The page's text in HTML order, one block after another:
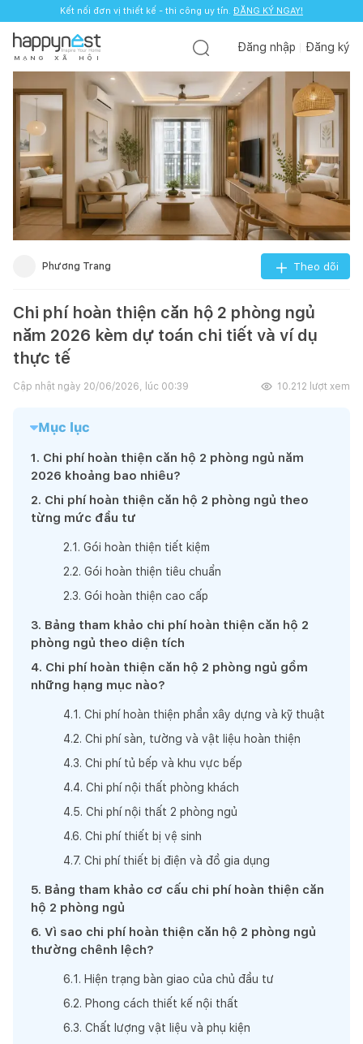
Kết nối đơn vị thiết kế - thi công uy tín. ĐĂNG KÝ NGAY!
M Ạ N G X Ã H Ộ I
Đăng nhập Đăng ký
Phương Trang Theo dõi
Chi phí hoàn thiện căn hộ 2 phòng ngủ
năm 2026 kèm dự toán chi tiết và ví dụ
thực tế
Cập nhật ngày 20/06/2026, lúc 00:39 10.212 lượt xem
Mục lục
1. Chi phí hoàn thiện căn hộ 2 phòng ngủ năm
2026 khoảng bao nhiêu?
2. Chi phí hoàn thiện căn hộ 2 phòng ngủ theo
từng mức đầu tư
2.1 . Gói hoàn thiện tiết kiệm
2.2. Gói hoàn thiện tiêu chuẩn
2.3. Gói hoàn thiện cao cấp
3. Bảng tham khảo chi phí hoàn thiện căn hộ 2
phòng ngủ theo diện tích
4. Chi phí hoàn thiện căn hộ 2 phòng ngủ gồm
những hạng mục nào?
4.1 . Chi phí hoàn thiện phần xây dựng và kỹ thuật
4.2. Chi phí sàn, tường và vật liệu hoàn thiện
4.3. Chi phí tủ bếp và khu vực bếp
4.4. Chi phí nội thất phòng khách
4.5. Chi phí nội thất 2 phòng ngủ
4.6. Chi phí thiết bị vệ sinh
4.7. Chi phí thiết bị điện và đồ gia dụng
5. Bảng tham khảo cơ cấu chi phí hoàn thiện căn
hộ 2 phòng ngủ
6. Vì sao chi phí hoàn thiện căn hộ 2 phòng ngủ
thường chênh lệch?
6.1 . Hiện trạng bàn giao của chủ đầu tư
6.2. Phong cách thiết kế nội thất
6.3. Chất lượng vật liệu và phụ kiện